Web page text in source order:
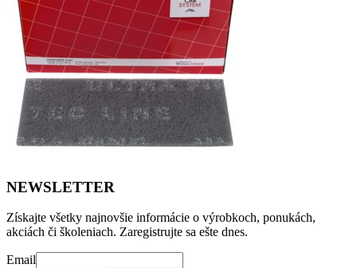
NEWSLETTER
Získajte všetky najnovšie informácie o výrobkoch, ponukách,
akciách či školeniach. Zaregistrujte sa ešte dnes.
Email